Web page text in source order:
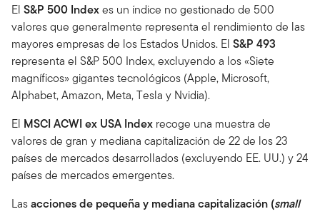
El S&P 500 Indexes un índice no gestionado de 500
valores que generalmente representa el rendimiento de las
mayores empresas de los Estados Unidos. El S&P 493
representa el S&P 500 Index, excluyendo a los «Siete
magníficos» gigantes tecnológicos (Apple, Microsoft,
Alphabet, Amazon, Meta, Tesla y Nvidia).
El MSCI ACWI ex USA Index recoge una muestra de
valores de gran y mediana capitalización de 22 de los 23
países de mercados desarrollados (excluyendo EE. UU.) y 24
países de mercados emergentes.
Lasacciones de pequeña y mediana capitalización (small